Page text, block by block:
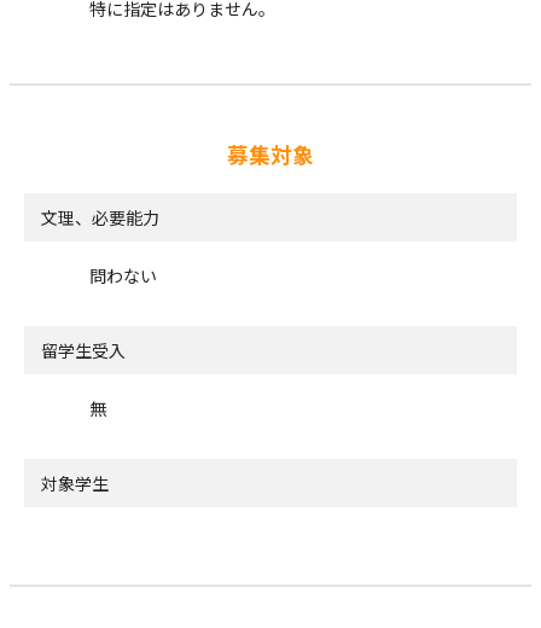
特に指定はありません。
募集対象
文理、必要能力
問わない
留学生受入
無
対象学生